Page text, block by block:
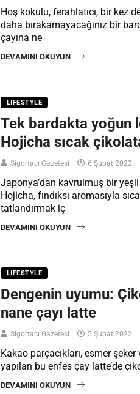
Hoş kokulu, ferahlatıcı, bir kez
daha bırakamayacağınız bir
çayına ne
DEVAMINI OKUYUN
LIFESTYLE
Tek bardakta yoğun
Hojicha sıcak
Sigortacı Gazetesi 6 Şubat 2022
Japonya’dan kavrulmuş bir
Hojicha, fındıksı aromasıyla
tatlandırmak iç
DEVAMINI OKUYUN
LIFESTYLE
Dengenin uyumu:
nane çayı latte
Sigortacı Gazetesi 5 Şubat 2022
Kakao parçacıkları, esmer
yapılan bu enfes çay latte’de
DEVAMINI OKUYUN